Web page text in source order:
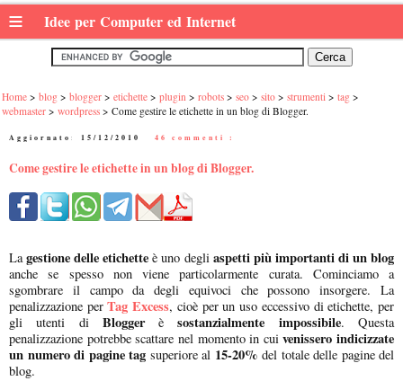
≡ Idee per Computer ed Internet
Home blog blogger etichette plugin robots seo sito strumenti
tag
webmaster
wordpress Come gestire le etichette in un blog di Blogger.
Aggiornato: 15/12/2010 46 commenti :
Come gestire le etichette in un blog di Blogger.
Lagestione delle etichette è uno degli aspetti più importanti di un blog
anche se spesso non viene particolarmente curata. Cominciamo a
sgombrare il campo da degli equivoci che possono insorgere. La
penalizzazione perTag Excess, cioè per un uso eccessivo di etichette, per
gli utenti di Bloggerèsostanzialmente impossibile. Questa
penalizzazione potrebbe scattare nel momento in cuivenissero indicizzate
un numero di pagine tag superiore al 15-20% del totale delle pagine del
blog.